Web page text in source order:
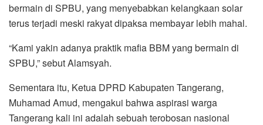
bermain di SPBU, yang menyebabkan kelangkaan solar
terus terjadi meski rakyat dipaksa membayar lebih mahal.
“Kami yakin adanya praktik mafia BBM yang bermain di
SPBU,” sebut Alamsyah.
Sementara itu, Ketua DPRD Kabupaten Tangerang,
Muhamad Amud, mengakui bahwa aspirasi warga
Tangerang kali ini adalah sebuah terobosan nasional